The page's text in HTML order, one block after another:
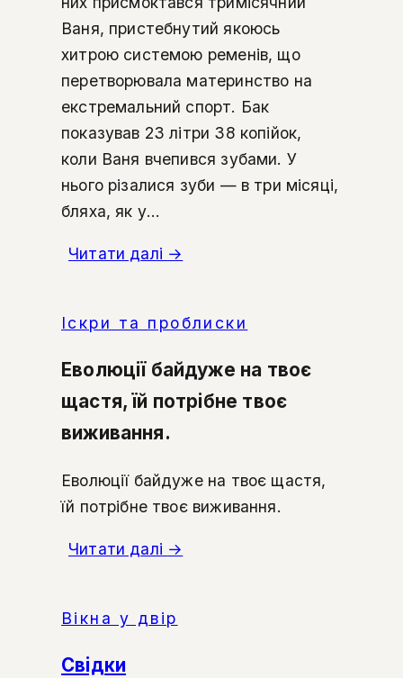
Ваня, пристебнутий якоюсь
хитрою системою ременів, що
перетворювала материнство на
екстремальний спорт. Бак
показував 23 літри 38 копійок,
коли Ваня вчепився зубами. У
нього різалися зуби — в три місяці,
бляха, як у...
Читати далі →
Іскри та проблиски
Еволюції байдуже на твоє
щастя, їй потрібне твоє
виживання.
Еволюції байдуже на твоє щастя,
їй потрібне твоє виживання.
Читати далі →
Вікна у двір
Свідки